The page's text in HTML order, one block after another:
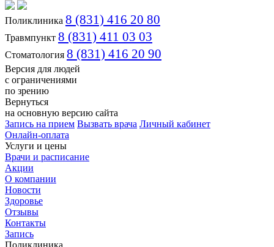
Поликлиника 8 (831) 416 20 80
Травмпункт 8 (831) 411 03 03
Стоматология 8 (831) 416 20 90
Версия для людей
с ограничениями
по зрению
Вернуться
на основную версию сайта
Запись на прием Вызвать врача Личный кабинет
Онлайн-оплата
Услуги и цены
Врачи и расписание
Акции
О компании
Новости
Здоровье
Отзывы
Контакты
Запись
Поликлиника